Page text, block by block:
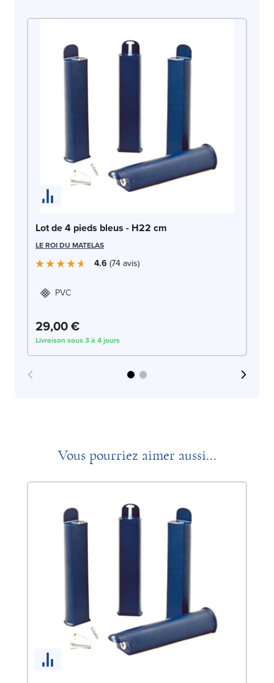
Lot de 4 pieds bleus - H22 cm
LE ROI DU MATELAS
4.6 74avis
PVC
29,00 €
Livraison sous 3 à 4 jours
Vous pourriez aimer aussi...